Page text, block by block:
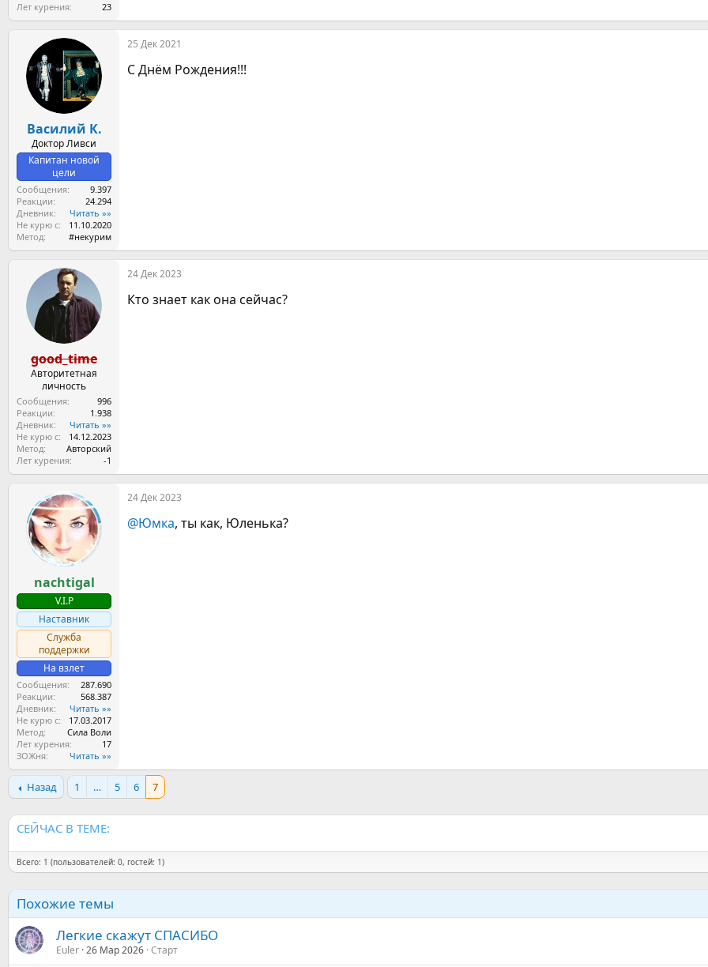
Лет курения
23
Василий К.
Доктор Ливси
Капитан новой
цели
Сообщения
9.397
Реакции
24.294
Дневник
Читать »»
Не курю с
11.10.2020
Метод
#некурим
25 Дек 2021
С Днём Рождения!!!
good_time
Авторитетная
личность
Сообщения
996
Реакции
1.938
Дневник
Читать »»
Не курю с
14.12.2023
Метод
Авторский
Лет курения
-1
24 Дек 2023
Кто знает как она сейчас?
nachtigal
V.I.P
Наставник
Служба
поддержки
На взлет
Сообщения
287.690
Реакции
568.387
Дневник
Читать »»
Не курю с
17.03.2017
Метод
Сила Воли
Лет курения
17
ЗОЖня
Читать »»
24 Дек 2023
@Юмка, ты как, Юленька?
Назад 1 … 5 6 7
СЕЙЧАС В ТЕМЕ:
Всего: 1 (пользователей: 0, гостей: 1)
Похожие темы
Легкие скажут СПАСИБО
Euler 26 Мар 2026 Старт